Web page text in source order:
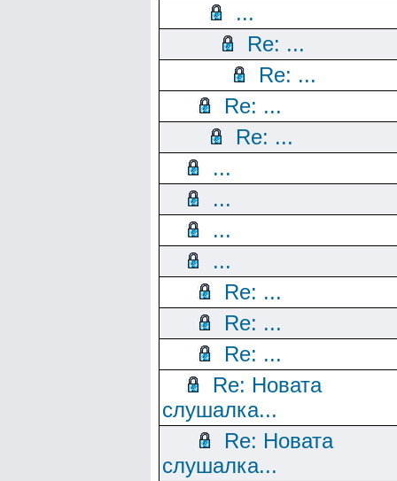
...
Re: ...
Re: ...
Re: ...
Re: ...
...
...
...
...
Re: ...
Re: ...
Re: ...
Re: Новата
слушалка...
Re: Новата
слушалка...